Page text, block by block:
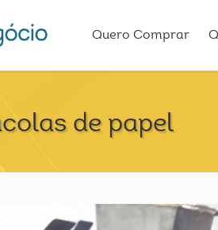
Quero Comprar
de papel